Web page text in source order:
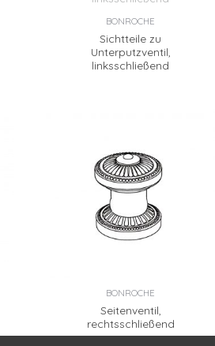
BONROCHE
Sichtteile zu
Unterputzventil,
linksschließend
BONROCHE
Seitenventil,
rechtsschließend